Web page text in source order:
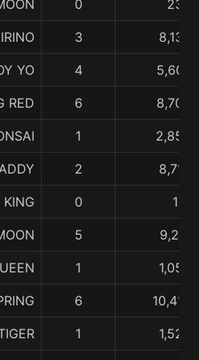
0
3
YO 4
RED 6
1
2
KING 0
5
1
6
1